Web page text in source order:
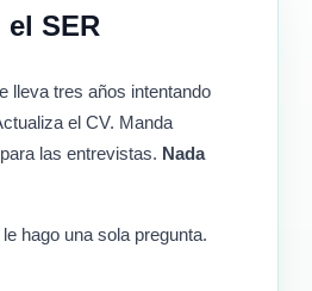
SER
lleva tres años intentando
el CV. Manda
las entrevistas. Nada
hago una sola pregunta.